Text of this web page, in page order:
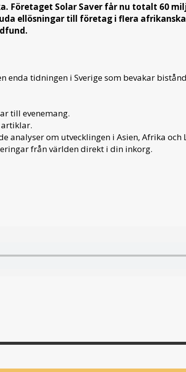
Företaget Solar Saver får nu totalt 60
ellösningar till företag i flera afrikanska
enda tidningen i Sverige som bevakar
till evenemang.
analyser om utvecklingen i Asien, Afrika och
från världen direkt i din inkorg.